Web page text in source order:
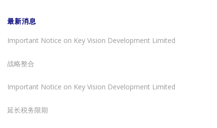
最新消息
Important Notice on Key Vision Development Limited
战略整合
Important Notice on Key Vision Development Limited
延长税务限期